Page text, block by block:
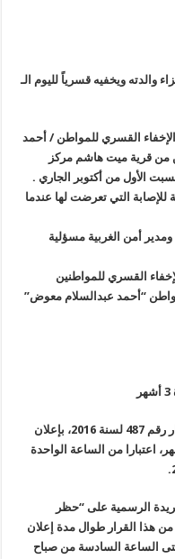
والدته ويخفيه قسرياً لليوم الـ
القسري للمواطن / أحمد
من قرية ميت هاشم مركز
الأول من أكتوبر الجاري .
للإصابة التي تعرضت لها عندما
أمن الغربية مسؤلية
القسري للمواطنين
“أحمد عبدالسلام معوض”
أصدر قائد الانقلاب عبد الفتاح السيسي القرار رقم 487 لسنة 2016، بإعلان
اعتبارا من الساعة الواحدة
.
الرسمية على “حظر
من هذا القرار طوال مدة إعلان
الساعة السادسة من صباح